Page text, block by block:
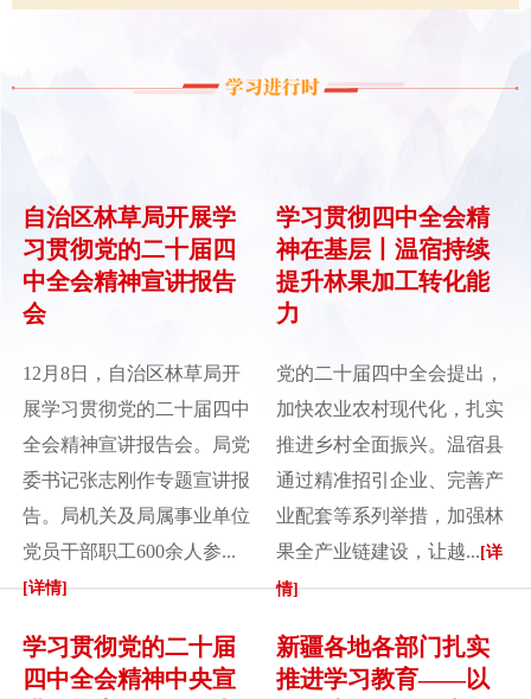
自治区林草局开展学
习贯彻党的二十届四
中全会精神宣讲报告
会
12月8日，自治区林草局开
展学习贯彻党的二十届四中
全会精神宣讲报告会。局党
委书记张志刚作专题宣讲报
告。局机关及局属事业单位
党员干部职工600余人参...
[详情]
学习贯彻四中全会精
神在基层丨温宿持续
提升林果加工转化能
力
党的二十届四中全会提出，
加快农业农村现代化，扎实
推进乡村全面振兴。温宿县
通过精准招引企业、完善产
业配套等系列举措，加强林
果全产业链建设，让越...[详
情]
学习贯彻党的二十届
四中全会精神中央宣
新疆各地各部门扎实
推进学习教育——以